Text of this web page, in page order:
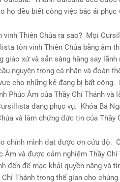
họ đều biết công việc bác ái phục
vinh Thiên Chúa ra sao? Mọi
tôn vinh Thiên Chúa bằng âm
xứ và sẵn sàng hăng say
nguyện trong cá nhân và đoàn
cho những kẻ đang bị bất công.
Phúc Âm của Thầy Chí Thánh và
đang phục vụ. Khóa Ba
và làm chứng đức tin của Thầy
chính mình đạt được ơn cứu độ.
Âm và được cảm nghiệm Thầy Chí
đến để mạc khải quyền năng và
Thánh trong thế gian cho